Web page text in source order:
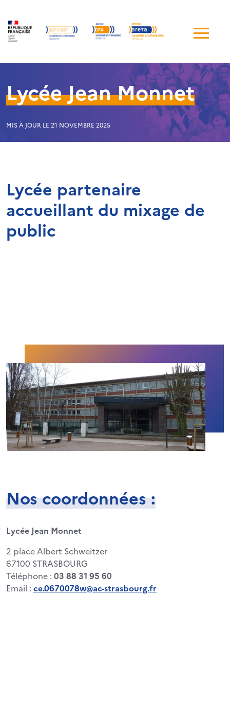
de
Lycée Jean Monnet
MIS À JOUR LE 21 NOVEMBRE 2025
Lycée partenaire
accueillant du mixage de
public
Nos coordonnées :
Lycée Jean Monnet
2 place Albert Schweitzer
67100 STRASBOURG
Téléphone : 03 88 31 95 60
Email : ce.0670078w@ac-strasbourg.fr